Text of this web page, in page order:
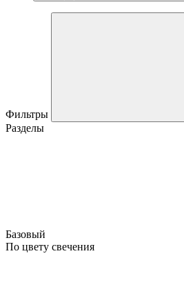
Фильтры
Разделы
Базовый
По цвету свечения